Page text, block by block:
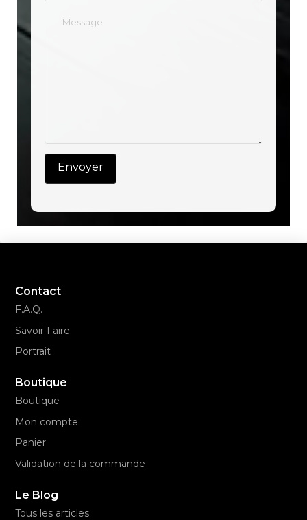
Contact
F.A.Q.
Savoir Faire
Portrait
Boutique
Boutique
Mon compte
Panier
Validation de la commande
Le Blog
Tous les articles